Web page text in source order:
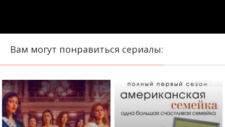
Вам могут понравиться сериалы: